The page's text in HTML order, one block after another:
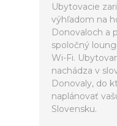
Ubytovacie
výhľadom na
Donovaloch a
spoločný
Wi-Fi.
nachádza v
Donovaly, do
naplánovať
Slovensku.